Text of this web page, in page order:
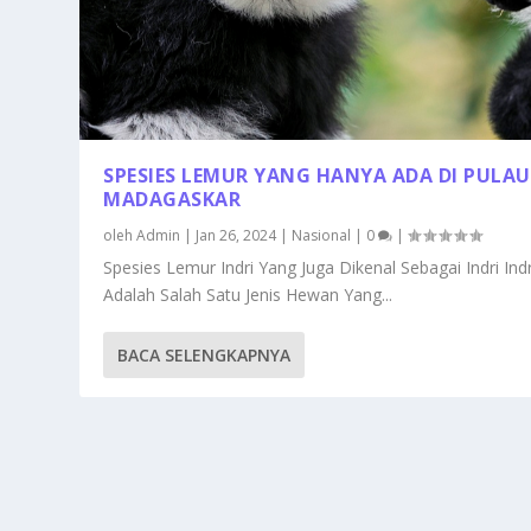
SPESIES LEMUR YANG HANYA ADA DI PULAU
MADAGASKAR
olehAdmin | Jan 26, 2024| Nasional | 0 |
Spesies Lemur Indri Yang Juga Dikenal Sebagai Indri
Adalah Salah Satu Jenis Hewan Yang...
BACA SELENGKAPNYA